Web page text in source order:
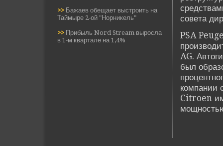
>> Бажаев обещает выстроить на
Таймыре 2-ой "Норникель"
>> Прибыль Nord Stream выросла
в 1-м квартале на 1,4%
сове­та
PSA
AG.
был
компании
Citroen